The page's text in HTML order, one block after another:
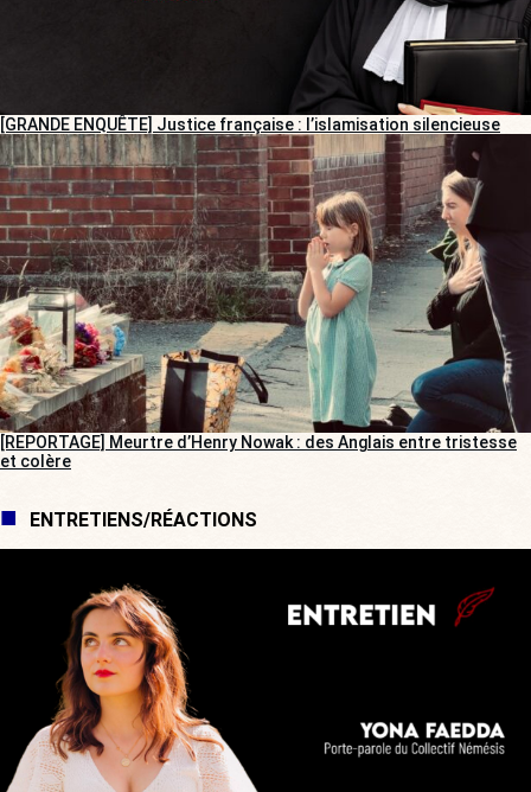
[GRANDE ENQUÊTE] Justice française : l’islamisation silencieuse
[REPORTAGE] Meurtre d’Henry Nowak : des Anglais entre tristesse
et colère
ENTRETIENS/RÉACTIONS